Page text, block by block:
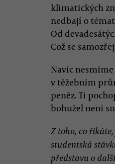
klimatických
nedbají o
Od
Což se
Navíc
v těžebním
peněz. Ti
bohužel není
Z toho, co
studentská
představu o